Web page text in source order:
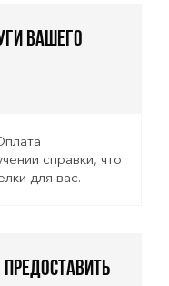
вашего
справки, что
для вас.